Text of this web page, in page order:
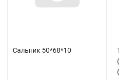
Сальник 50*68*10